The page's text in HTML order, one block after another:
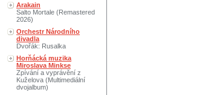
Arakain
Salto Mortale (Remastered
2026)
Orchestr Národního
divadla
Dvořák: Rusalka
Horňácká muzika
Miroslava Minkse
Zpívání a vyprávění z
Kuželova (Multimediální
dvojalbum)